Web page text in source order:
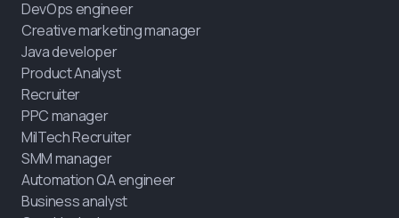
DevOps engineer
Creative marketing manager
Java developer
Product Analyst
Recruiter
PPC manager
MilTech Recruiter
SMM manager
Automation QA engineer
Business analyst